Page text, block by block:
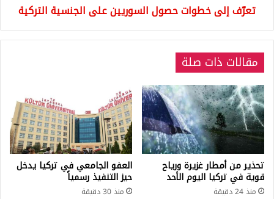
تعرّف إلى خطوات حصول السوريين على الجنسية التركية
مقالات ذات صلة
تحذير من أمطار غزيرة ورياح
قوية في تركيا اليوم الأحد
منذ 24 دقيقة
العفو الجامعي في تركيا يدخل
حيز التنفيذ رسمياً
منذ 30 دقيقة